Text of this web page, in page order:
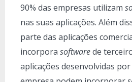
90% das empresas utilizam
nas suas aplicações. Além
parte das aplicações
incorpora softwarede
aplicações desenvolvidas